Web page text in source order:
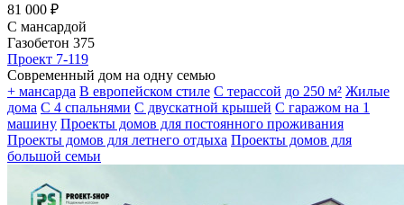
81 000 ₽
С мансардой
Газобетон 375
Проект 7-119
Современный дом на одну семью
+ мансарда В европейском стиле С терассой до 250 м² Жилые
дома С 4 спальнями С двускатной крышей С гаражом на 1
машину Проекты домов для постоянного проживания
Проекты домов для летнего отдыха Проекты домов для
большой семьи